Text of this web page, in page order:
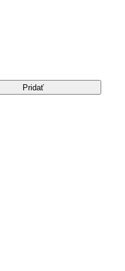
Pridať